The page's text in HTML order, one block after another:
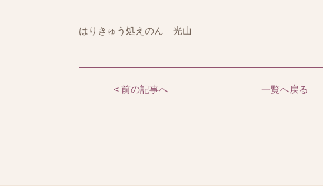
はりきゅう処えのん 光山
< 前の記事へ 一覧へ戻る